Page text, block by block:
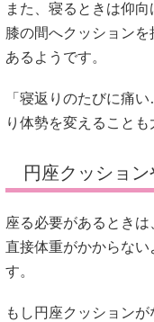
また、寝るときは仰
膝の間へクッション
あるようです。
「寝返りのたびに痛
り体勢を変えることも
円座クッショ
座る必要があるとき
直接体重がかからない
す。
もし円座クッション